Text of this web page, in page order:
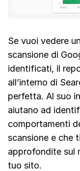
Se vuoi vedere
scansione di
identificati, il
all’interno di
perfetta. Al suo
aiutano ad
comportamenti
scansione e che
approfondite sul
tuo sito.